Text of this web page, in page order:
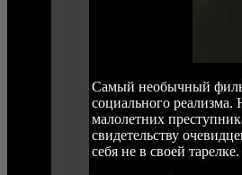
Самый необычный
социального
малолетних
свидетельству
себя не в своей тарелке.